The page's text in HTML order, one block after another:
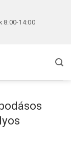
8:00-14:00